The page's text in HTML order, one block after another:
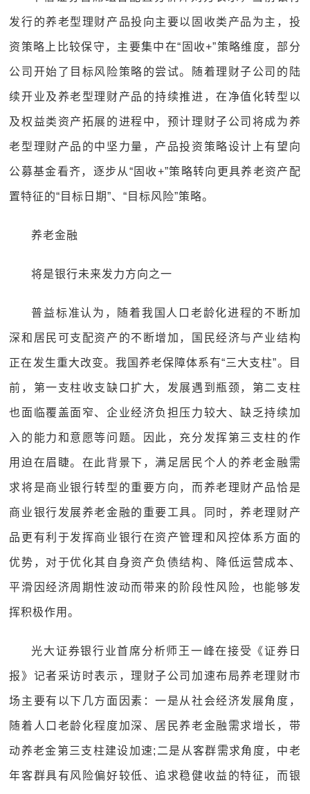
发行的养老型理财产品投向主要以固收类产品为主，投
资策略上比较保守，主要集中在“固收+”策略维度，部分
公司开始了目标风险策略的尝试。随着理财子公司的陆
续开业及养老型理财产品的持续推进，在净值化转型以
及权益类资产拓展的进程中，预计理财子公司将成为养
老型理财产品的中坚力量，产品投资策略设计上有望向
公募基金看齐，逐步从“固收+”策略转向更具养老资产配
置特征的“目标日期”、“目标风险”策略。
养老金融
将是银行未来发力方向之一
普益标准认为，随着我国人口老龄化进程的不断加
深和居民可支配资产的不断增加，国民经济与产业结构
正在发生重大改变。我国养老保障体系有“三大支柱”。目
前，第一支柱收支缺口扩大，发展遇到瓶颈，第二支柱
也面临覆盖面窄、企业经济负担压力较大、缺乏持续加
入的能力和意愿等问题。因此，充分发挥第三支柱的作
用迫在眉睫。在此背景下，满足居民个人的养老金融需
求将是商业银行转型的重要方向，而养老理财产品恰是
商业银行发展养老金融的重要工具。同时，养老理财产
品更有利于发挥商业银行在资产管理和风控体系方面的
优势，对于优化其自身资产负债结构、降低运营成本、
平滑因经济周期性波动而带来的阶段性风险，也能够发
挥积极作用。
光大证券银行业首席分析师王一峰在接受《证券日
报》记者采访时表示，理财子公司加速布局养老理财市
场主要有以下几方面因素：一是从社会经济发展角度，
随着人口老龄化程度加深、居民养老金融需求增长，带
动养老金第三支柱建设加速;二是从客群需求角度，中老
年客群具有风险偏好较低、追求稳健收益的特征，而银